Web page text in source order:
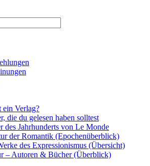
ein Verlag?
die du gelesen haben solltest
des Jahrhunderts von Le Monde
der Romantik (Epochenüberblick)
des Expressionismus (Übersicht)
– Autoren & Bücher (Überblick)